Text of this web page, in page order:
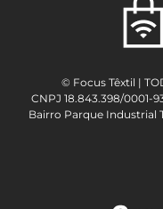
© Focus Têxtil |
CNPJ 18.843.398/0001-
Bairro Parque Industrial